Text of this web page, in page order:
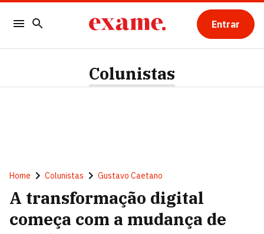
Entrar
Colunistas
Home Colunistas Gustavo Caetano
A transformação digital
começa com a mudança de